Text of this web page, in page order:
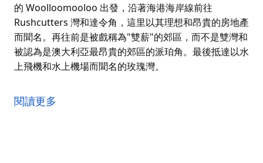
的 Woolloomooloo 出發，沿著海港海岸線前往
Rushcutters 灣和達令角，這里以其理想和昂貴的房地產
而聞名。再往前是被戲稱為"雙薪"的郊區，而不是雙灣和
被認為是澳大利亞最昂貴的郊區的派珀角。最後抵達以水
上飛機和水上機場而聞名的玫瑰灣。
的 Woolloomooloo 出發，沿著海港海岸線前往
Rushcutters 灣和達令角，這里以其理想和昂貴的房地產
閱讀更多